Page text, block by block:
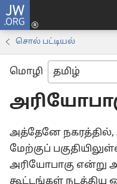
JW.ORG
சொல் பட்டியல்
மொழி
அத்தேனே
மேற்குப்
அரியோபாகு என்று
கூட்டங்கள் நடத்திய